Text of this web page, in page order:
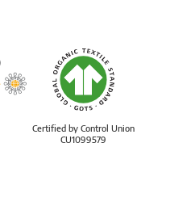
Certified by Control Union
CU1099579